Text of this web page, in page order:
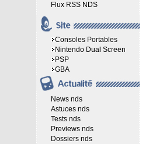
Flux RSS NDS
Consoles Portables
Nintendo Dual Screen
PSP
GBA
News nds
Astuces nds
Tests nds
Previews nds
Dossiers nds